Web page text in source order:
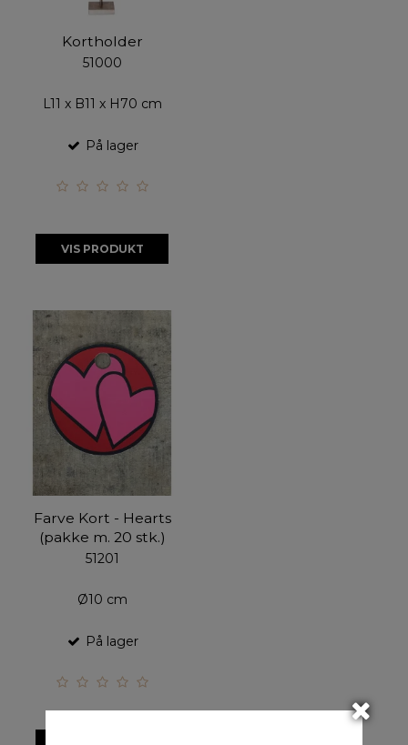
Kortholder
51000
L11 x B11 x H70 cm
På lager
VIS PRODUKT
Farve Kort - Hearts
(pakke m. 20 stk.)
51201
Ø10 cm
På lager